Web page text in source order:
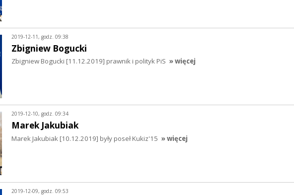
2019-12-11, godz. 09:38
Zbigniew Bogucki
Zbigniew Bogucki [11.12.2019] prawnik i polityk PiS » więcej
2019-12-10, godz. 09:34
Marek Jakubiak
Marek Jakubiak [10.12.2019] były poseł Kukiz'15 » więcej
2019-12-09, godz. 09:53